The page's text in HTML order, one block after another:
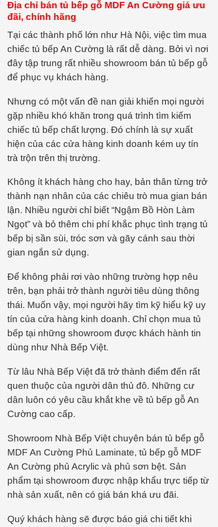
Địa chỉ bán tủ bếp gỗ MDF An Cường giá ưu
đãi, chính hãng
Tại các thành phố lớn như Hà Nội, việc tìm mua
chiếc tủ bếp An Cường là rất dễ dàng. Bởi vì nơi
đây tập trung rất nhiều showroom bán tủ bếp gỗ
để phục vụ khách hàng.
Nhưng có một vấn đề nan giải khiến mọi người
gặp nhiều khó khăn trong quá trình tìm kiếm
chiếc tủ bếp chất lượng. Đó chính là sự xuất
hiện của các cửa hàng kinh doanh kém uy tín
trà trộn trên thị trường.
Không ít khách hàng cho hay, bản thân từng trở
thành nạn nhân của các chiêu trò mua gian bán
lận. Nhiều người chỉ biết “Ngậm Bồ Hòn Làm
Ngọt” và bỏ thêm chi phí khắc phục tình trạng tủ
bếp bị sần sùi, tróc sơn và gãy cánh sau thời
gian ngắn sử dụng.
Để không phải rơi vào những trường hợp nêu
trên, bạn phải trở thành người tiêu dùng thông
thái. Muốn vậy, mọi người hãy tìm kỹ hiểu kỹ uy
tín của cửa hàng kinh doanh. Chỉ chọn mua tủ
bếp tại những showroom được khách hành tin
dùng như Nhà Bếp Việt.
Từ lâu Nhà Bếp Việt đã trở thành điểm đến rất
quen thuộc của người dân thủ đô. Những cư
dân luôn có yêu cầu khắt khe về tủ bếp gỗ An
Cường cao cấp.
Showroom Nhà Bếp Việt chuyên bán tủ bếp gỗ
MDF An Cường Phủ Laminate, tủ bếp gỗ MDF
An Cường phủ Acrylic và phủ sơn bệt. Sản
phẩm tại showroom được nhập khẩu trực tiếp từ
nhà sản xuất, nên có giá bán khá ưu đãi.
Quý khách hàng sẽ được báo giá chi tiết khi